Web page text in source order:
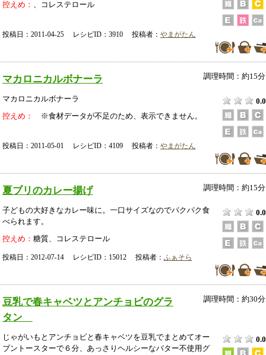
控えめ： 、コレステロール
投稿日：2011-04-25 レシピID：3910 投稿者： やまがたん
マカロニカルボナーラ 調理時間：約15分
マカロニカルボナーラ
0.0
控えめ：
※食材データが不足のため、表示できません。
投稿日：2011-05-01 レシピID：4109 投稿者： やまがたん
夏ブリのカレー揚げ 調理時間：約15分
子どもの大好きなカレー味に。一口サイズなのでパクパク食
べられます。
0.0
控えめ： 糖質、コレステロール
投稿日：2012-07-14 レシピID：15012 投稿者： ふぁそら
豆乳で春キャベツとアンチョビのグラ
タン
調理時間：約30分
じゃがいもとアンチョビと春キャベツを豆乳でまとめてオー
ブントースターで６分、あっさりヘルシーなバター不使用グ
0.0